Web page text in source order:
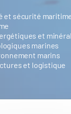
et sécurité
et
marines
marins
et logistique